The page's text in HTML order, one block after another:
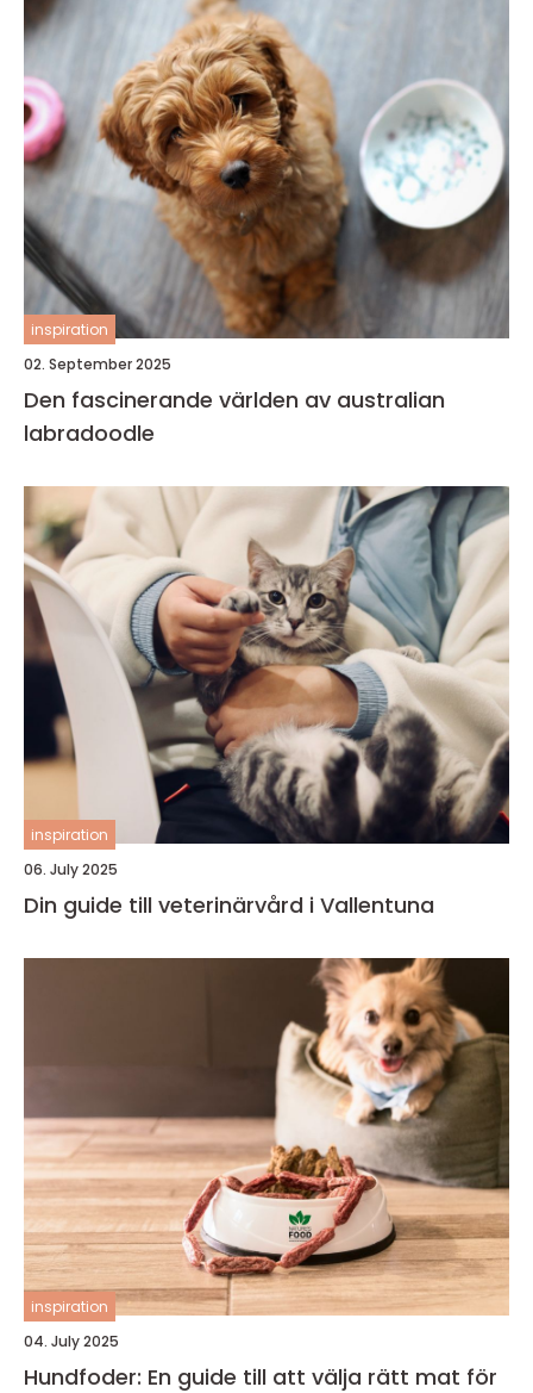
inspiration
02. September 2025
Den fascinerande världen av australian
labradoodle
inspiration
06. July 2025
Din guide till veterinärvård i Vallentuna
inspiration
04. July 2025
Hundfoder: En guide till att välja rätt mat för